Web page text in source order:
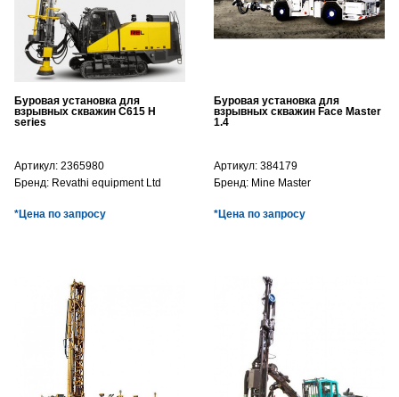
Буровая установка для
взрывных скважин C615 H
series
Артикул: 2365980
Бренд: Revathi equipment Ltd
*Цена по запросу
Буровая установка для
взрывных скважин Face Master
1.4
Артикул: 384179
Бренд: Mine Master
*Цена по запросу